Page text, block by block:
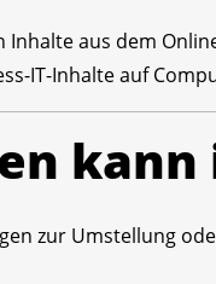
Inhalte aus dem
IT-Inhalte auf
kann
zur Umstellung